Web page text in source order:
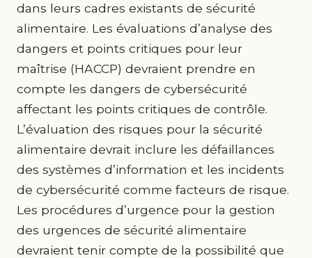
dans leurs cadres existants de sécurité
alimentaire. Les évaluations d’analyse des
dangers et points critiques pour leur
maîtrise (HACCP) devraient prendre en
compte les dangers de cybersécurité
affectant les points critiques de contrôle.
L’évaluation des risques pour la sécurité
alimentaire devrait inclure les défaillances
des systèmes d’information et les incidents
de cybersécurité comme facteurs de risque.
Les procédures d’urgence pour la gestion
des urgences de sécurité alimentaire
devraient tenir compte de la possibilité que